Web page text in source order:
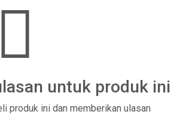
untuk produk ini
produk ini dan memberikan ulasan